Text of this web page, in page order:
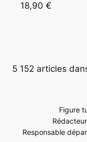
18,90 €
5 152 articles
Figure
Responsable